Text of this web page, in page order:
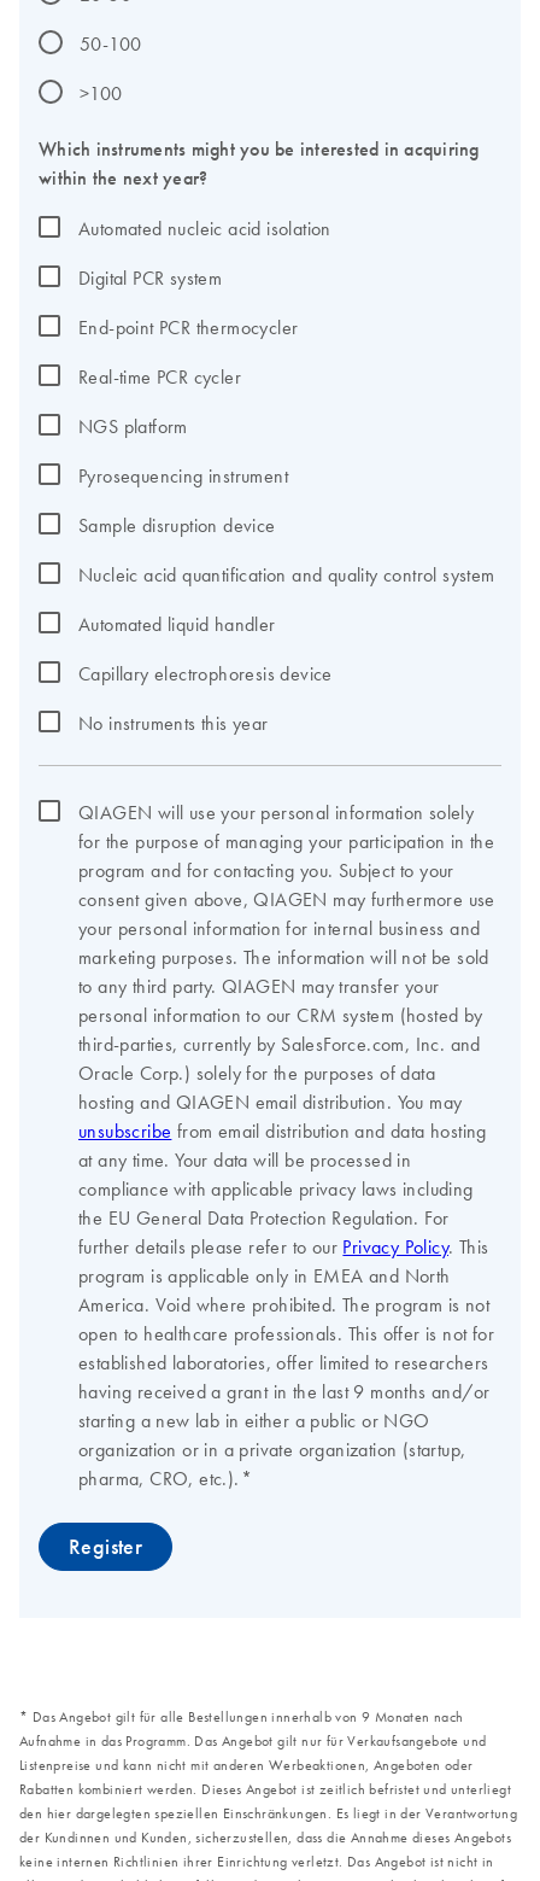
* Das Angebot gilt für alle Bestellungen innerhalb von 9 Monaten nach
Aufnahme in das Programm. Das Angebot gilt nur für Verkaufsangebote und
Listenpreise und kann nicht mit anderen Werbeaktionen, Angeboten oder
Rabatten kombiniert werden. Dieses Angebot ist zeitlich befristet und unterliegt
den hier dargelegten speziellen Einschränkungen. Es liegt in der Verantwortung
der Kundinnen und Kunden, sicherzustellen, dass die Annahme dieses Angebots
keine internen Richtlinien ihrer Einrichtung verletzt. Das Angebot ist nicht in